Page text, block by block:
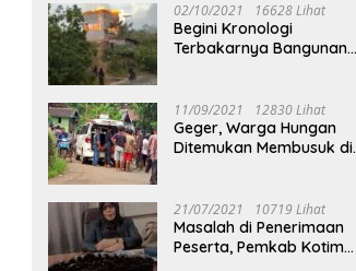
02/10/2021 16628 Lihat
Begini Kronologi
Terbakarnya Bangunan
11/09/2021 12830 Lihat
Geger, Warga Hungan
Ditemukan Membusuk di
21/07/2021 10719 Lihat
Masalah di Penerimaan
Peserta, Pemkab Kotim